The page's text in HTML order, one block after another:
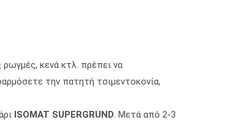
κενά κτλ. πρέπει να
την πατητή τσιμεντοκονία,
ISOMAT SUPERGRUND. Μετά από 2-3